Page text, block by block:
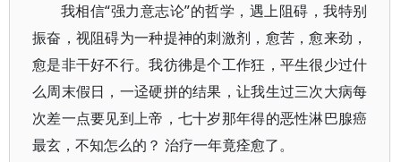
我相信“强力意志论”的哲学，遇上阻碍，我特别
振奋，视阻碍为一种提神的刺激剂，愈苦，愈来劲，
愈是非干好不行。我彷彿是个工作狂，平生很少过什
么周末假日，一迳硬拼的结果，让我生过三次大病每
次差一点要见到上帝，七十岁那年得的恶性淋巴腺癌
最玄，不知怎么的？ 治疗一年竟痊愈了。